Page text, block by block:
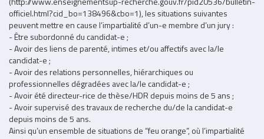
officiel.html?cid_bo=138496&cbo=1), les situations suivantes
peuvent mettre en cause l’impartialité d’un-e membre d’un jury :
- Être subordonné du candidat-e ;
- Avoir des liens de parenté, intimes et/ou affectifs avec la/le
candidat-e ;
- Avoir des relations personnelles, hiérarchiques ou
professionnelles dégradées avec la/le candidat-e ;
- Avoir été directeur-rice de thèse/HDR depuis moins de 5 ans ;
- Avoir supervisé des travaux de recherche du/de la candidat-e
depuis moins de 5 ans.
Ainsi qu’un ensemble de situations de “feu orange”, où l’impartialité